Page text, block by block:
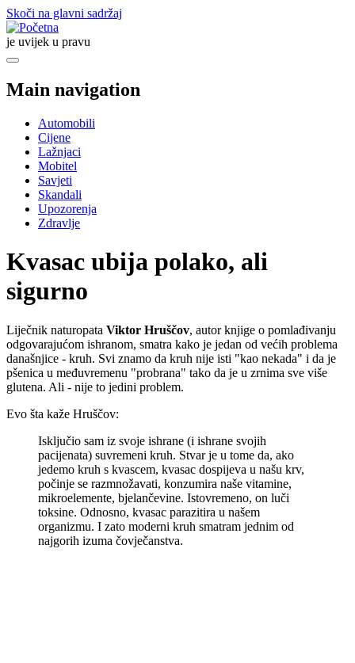
Skoči na glavni sadržaj
je uvijek u pravu
Main navigation
Automobili
Cijene
Lažnjaci
Mobitel
Savjeti
Skandali
Upozorenja
Zdravlje
Kvasac ubija polako, ali
sigurno
Liječnik naturopata Viktor Hruščov, autor knjige o pomlađivanju
odgovarajućom ishranom, smatra kako je jedan od većih problema
današnjice - kruh. Svi znamo da kruh nije isti "kao nekada" i da je
pšenica u međuvremenu "probrana" tako da je u zrnima sve više
glutena. Ali - nije to jedini problem.
Evo šta kaže Hruščov:
Isključio sam iz svoje ishrane (i ishrane svojih
pacijenata) suvremeni kruh. Stvar je u tome da, ako
jedemo kruh s kvascem, kvasac dospijeva u našu krv,
počinje se razmnožavati, konzumira naše vitamine,
mikroelemente, bjelančevine. Istovremeno, on luči
toksine. Odnosno, kvasac parazitira u našem
organizmu. I zato moderni kruh smatram jednim od
najgorih izuma čovječanstva.